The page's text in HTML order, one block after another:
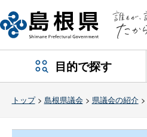
目的で探す
トップ> 島根県議会 > 県議会の紹介>